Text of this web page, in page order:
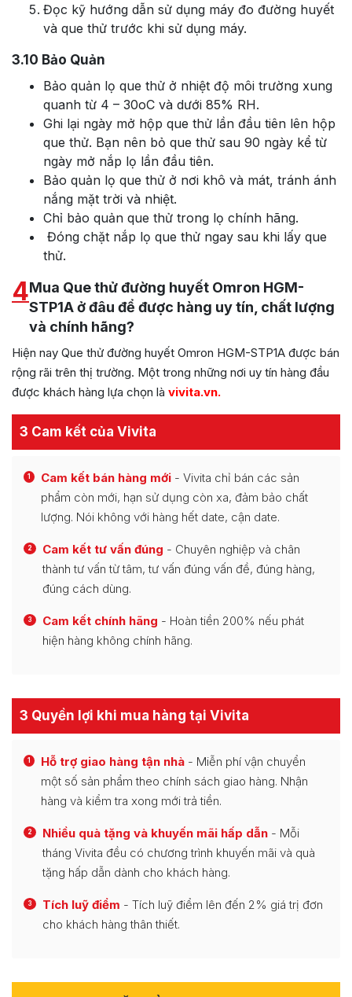
Đọc kỹ hướng dẫn sử dụng máy đo đường huyết
và que thử trước khi sử dụng máy.
3.10 Bảo Quản
Bảo quản lọ que thử ở nhiệt độ môi trường xung
quanh từ 4 – 30oC và dưới 85% RH.
Ghi lại ngày mở hộp que thử lần đầu tiên lên hộp
que thử. Bạn nên bỏ que thử sau 90 ngày kể từ
ngày mở nắp lọ lần đầu tiên.
Bảo quản lọ que thử ở nơi khô và mát, tránh ánh
nắng mặt trời và nhiệt.
Chỉ bảo quản que thử trong lọ chính hãng.
Đóng chặt nắp lọ que thử ngay sau khi lấy que
thử.
4Mua Que thử đường huyết Omron HGM-
STP1A ở đâu để được hàng uy tín, chất lượng
và chính hãng?
Hiện nay Que thử đường huyết Omron HGM-STP1A được bán
rộng rãi trên thị trường. Một trong những nơi uy tín hàng đầu
được khách hàng lựa chọn là vivita.vn.
3 Cam kết của Vivita
1 Cam kết bán hàng mới - Vivita chỉ bán các sản
phẩm còn mới, hạn sử dụng còn xa, đảm bảo chất
lượng. Nói không với hàng hết date, cận date.
2 Cam kết tư vấn đúng - Chuyên nghiệp và chân
thành tư vấn từ tâm, tư vấn đúng vấn đề, đúng hàng,
đúng cách dùng.
3 Cam kết chính hãng - Hoàn tiền 200% nếu phát
hiện hàng không chính hãng.
3 Quyền lợi khi mua hàng tại Vivita
1 Hỗ trợ giao hàng tận nhà - Miễn phí vận chuyển
một số sản phẩm theo chính sách giao hàng. Nhận
hàng và kiểm tra xong mới trả tiền.
2 Nhiều quà tặng và khuyến mãi hấp dẫn - Mỗi
tháng Vivita đều có chương trình khuyến mãi và quà
tặng hấp dẫn dành cho khách hàng.
3 Tích luỹ điểm - Tích luỹ điểm lên đến 2% giá trị đơn
cho khách hàng thân thiết.